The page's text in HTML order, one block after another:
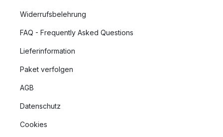
Widerrufsbelehrung
FAQ - Frequently Asked Questions
Lieferinformation
Paket verfolgen
AGB
Datenschutz
Cookies